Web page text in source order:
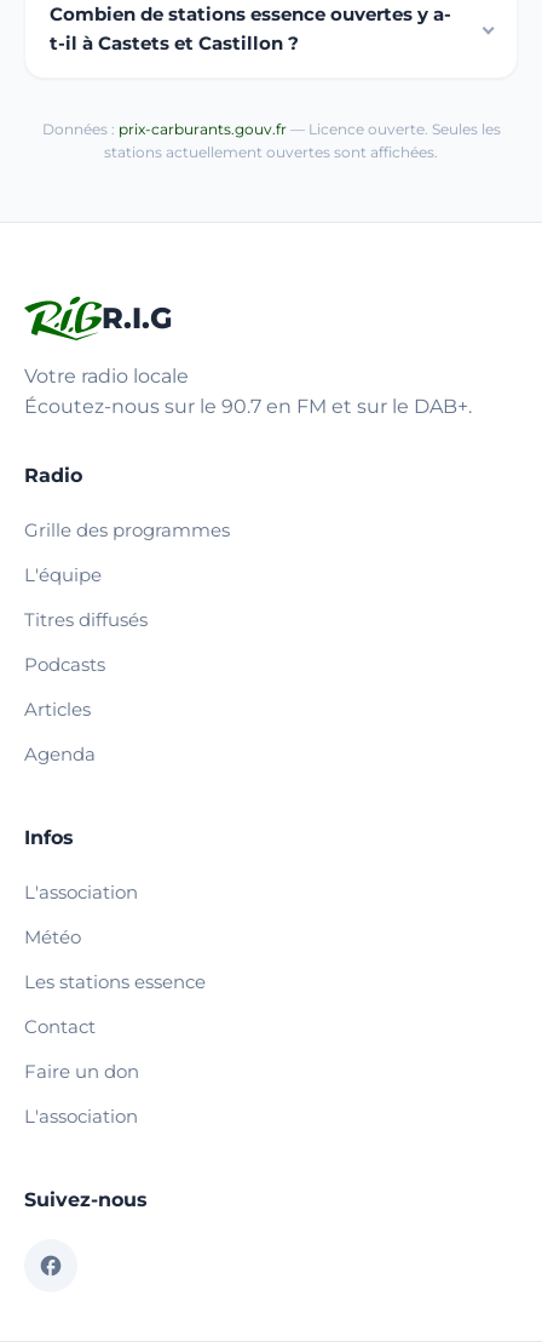
Combien de stations essence ouvertes y a-
t-il à Castets et Castillon ?
Données : prix-carburants.gouv.fr— Licence ouverte. Seules les
stations actuellement ouvertes sont affichées.
R.I.G
Votre radio locale
Écoutez-nous sur le 90.7 en FM et sur le DAB+.
Radio
Grille des programmes
L'équipe
Titres diffusés
Podcasts
Articles
Agenda
Infos
L'association
Météo
Les stations essence
Contact
Faire un don
L'association
Suivez-nous